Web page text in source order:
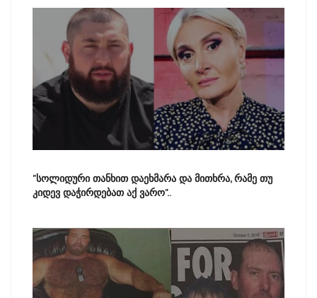
"სოლიდური თანხით დაეხმარა და მითხრა, რამე თუ
კიდევ დაჭირდებათ აქ ვარო"..